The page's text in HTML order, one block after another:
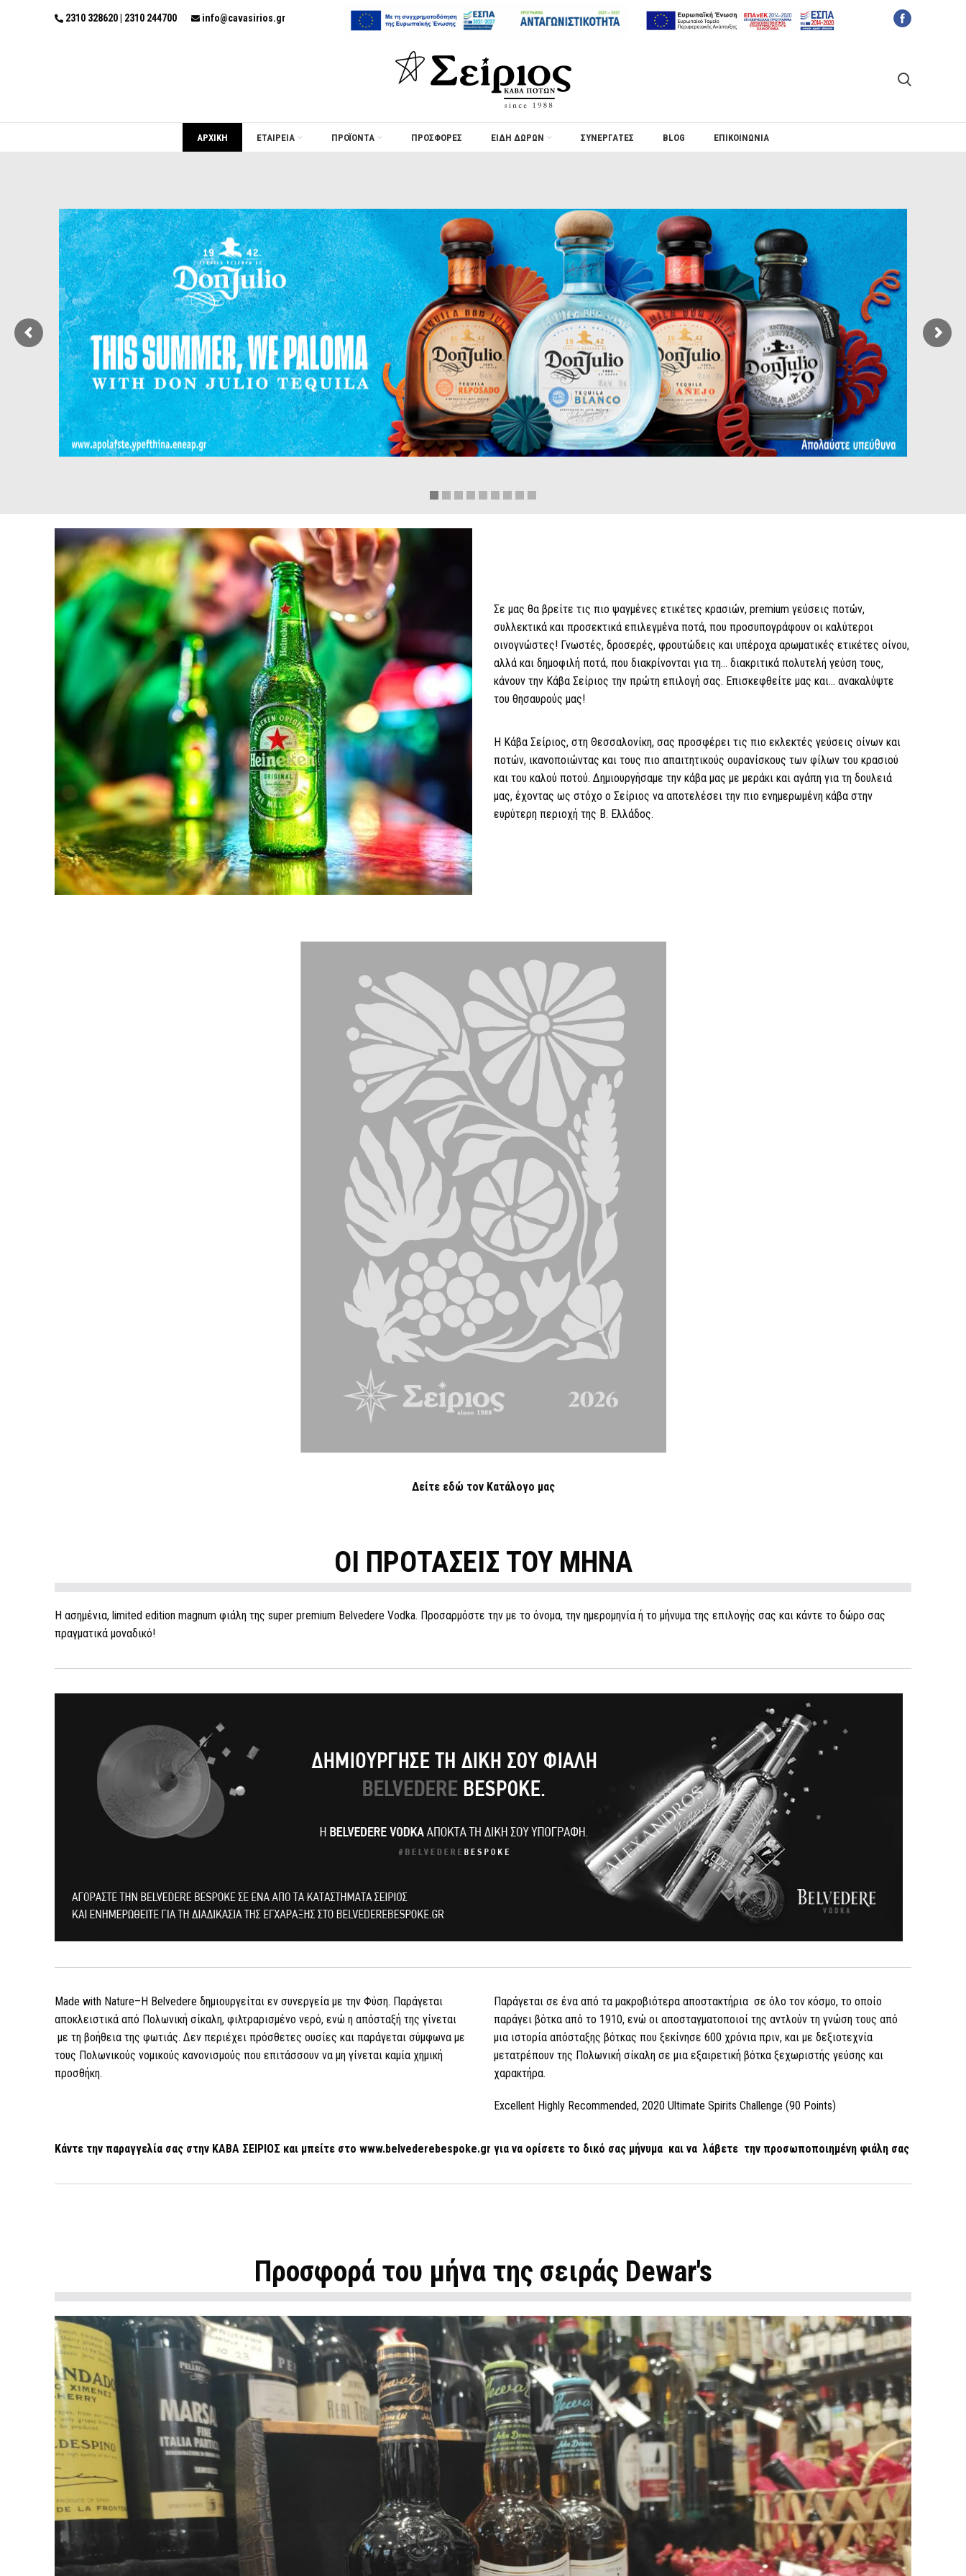
2310 328620 | 2310 244700 info@cavasirios.gr
ΑΡΧΙΚΗ ΕΤΑΙΡΕΙΑ ΠΡΟΪΟΝΤΑ ΠΡΟΣΦΟΡΈΣ ΕΙΔΗ ΔΩΡΩΝ ΣΥΝΕΡΓΑΤΕΣ BLOG ΕΠΙΚΟΙΝΩΝΙΑ
Σε μας θα βρείτε τις πιο ψαγμένες ετικέτες κρασιών, premium γεύσεις ποτών,
συλλεκτικά και προσεκτικά επιλεγμένα ποτά, που προσυπογράφουν οι καλύτεροι
οινογνώστες! Γνωστές, δροσερές, φρουτώδεις και υπέροχα αρωματικές ετικέτες οίνου,
αλλά και δημοφιλή ποτά, που διακρίνονται για τη… διακριτικά πολυτελή γεύση τους,
κάνουν την Κάβα Σείριος την πρώτη επιλογή σας. Επισκεφθείτε μας και… ανακαλύψτε
του θησαυρούς μας!
Η Κάβα Σείριος, στη Θεσσαλονίκη, σας προσφέρει τις πιο εκλεκτές γεύσεις οίνων και
ποτών, ικανοποιώντας και τους πιο απαιτητικούς ουρανίσκους των φίλων του κρασιού
και του καλού ποτού. Δημιουργήσαμε την κάβα μας με μεράκι και αγάπη για τη δουλειά
μας, έχοντας ως στόχο ο Σείριος να αποτελέσει την πιο ενημερωμένη κάβα στην
ευρύτερη περιοχή της Β. Ελλάδος.
Δείτε εδώ τον Κατάλογο μας
ΟΙ ΠΡΟΤΑΣΕΙΣ ΤΟΥ ΜΗΝΑ
Η ασημένια, limited edition magnum φιάλη της super premium Belvedere Vodka. Προσαρμόστε την με το όνομα, την ημερομηνία ή το μήνυμα της επιλογής σας και κάντε το δώρο σας
πραγματικά μοναδικό!
Made with Nature–Η Belvedere δημιουργείται εν συνεργεία με την Φύση. Παράγεται
αποκλειστικά από Πολωνική σίκαλη, φιλτραρισμένο νερό, ενώ η απόσταξή της γίνεται
με τη βοήθεια της φωτιάς. Δεν περιέχει πρόσθετες ουσίες και παράγεται σύμφωνα με
τους Πολωνικούς νομικούς κανονισμούς που επιτάσσουν να μη γίνεται καμία χημική
προσθήκη.
Παράγεται σε ένα από τα μακροβιότερα αποστακτήρια σε όλο τον κόσμο, το οποίο
παράγει βότκα από το 1910, ενώ οι αποσταγματοποιοί της αντλούν τη γνώση τους από
μια ιστορία απόσταξης βότκας που ξεκίνησε 600 χρόνια πριν, και με δεξιοτεχνία
μετατρέπουν της Πολωνική σίκαλη σε μια εξαιρετική βότκα ξεχωριστής γεύσης και
χαρακτήρα.
Excellent Highly Recommended, 2020 Ultimate Spirits Challenge (90 Points)
Κάντε την παραγγελία σας στην ΚΑΒΑ ΣΕΙΡΙΟΣ και μπείτε στο www.belvederebespoke.gr για να ορίσετε το δικό σας μήνυμα και να λάβετε την προσωποποιημένη φιάλη σας
Προσφορά του μήνα της σειράς Dewar's